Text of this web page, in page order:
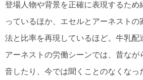
登場人物や背景を正確に表現するため
っているほか、エセルとアーネストの
法と比率を再現しているほど。牛乳配
アーネストの労働シーンでは、昔なが
音したり、今では聞くことのなくなっ